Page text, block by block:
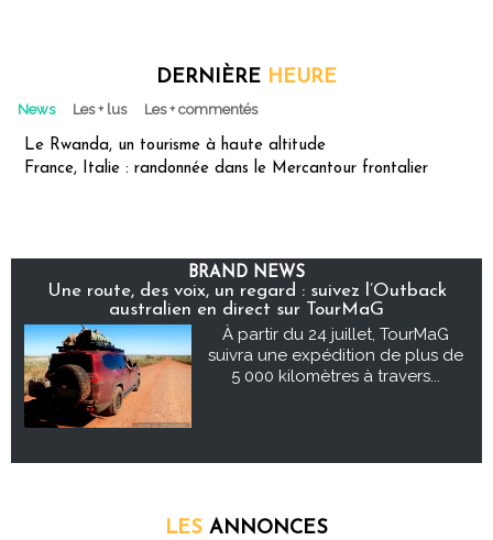
DERNIÈRE HEURE
News Les + lus Les + commentés
Le Rwanda, un tourisme à haute altitude
France, Italie : randonnée dans le Mercantour frontalier
BRAND NEWS
Une route, des voix, un regard : suivez l’Outback
australien en direct sur TourMaG
À partir du 24 juillet, TourMaG
suivra une expédition de plus de
5 000 kilomètres à travers...
LES ANNONCES